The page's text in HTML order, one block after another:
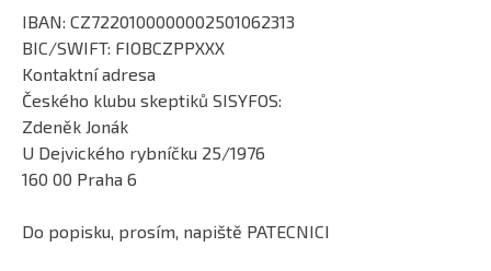
IBAN: CZ7220100000002501062313
BIC/SWIFT: FIOBCZPPXXX
Kontaktní adresa
Českého klubu skeptiků SISYFOS:
Zdeněk Jonák
U Dejvického rybníčku 25/1976
160 00 Praha 6
Do popisku, prosím, napiště PATECNICI